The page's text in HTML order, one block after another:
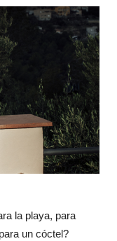
la playa, para
un cóctel?